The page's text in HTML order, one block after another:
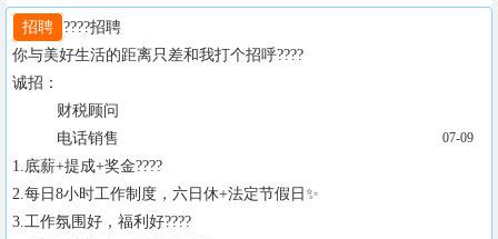
招聘 ????招聘
你与美好生活的距离只差和我打个招呼????
诚招：
1.底薪+提成+奖金????
2.每日8小时工作制度，六日休+法定节假日✨
3.工作氛围好，福利好????
07-09